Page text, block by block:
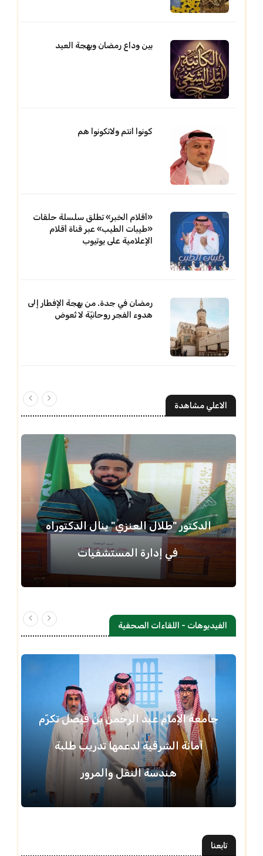
بين وداع رمضان وبهجة العيد
كونوا انتم ولاتكونوا هم
«أقلام الخبر» تطلق سلسلة حلقات
«طيبات الطيب» عبر قناة أقلام
الإعلامية على يوتيوب
رمضان في جدة. من بهجة الإفطار إلى
هدوء الفجر روحانيّة لا تُعوض
الاعلي مشاهدة
الدكتور "طلال العنزي" ينال الدكتوراه
في إدارة المستشفيات
الفيديوهات - اللقاءات الصحفية
جامعة الإمام عبد الرحمن بن فيصل تكرّم
أمانة الشرقية لدعمها تدريب طلبة
هندسة النقل والمرور
تابعنا